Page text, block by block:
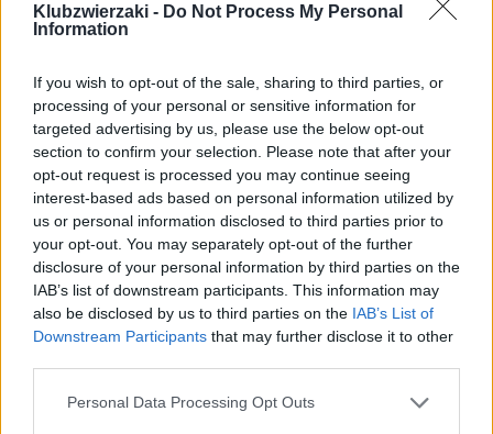
Klubzwierzaki - Do Not Process My Personal
Information
If you wish to opt-out of the sale, sharing to third parties, or
processing of your personal or sensitive information for
targeted advertising by us, please use the below opt-out
section to confirm your selection. Please note that after your
opt-out request is processed you may continue seeing
interest-based ads based on personal information utilized by
us or personal information disclosed to third parties prior to
your opt-out. You may separately opt-out of the further
disclosure of your personal information by third parties on the
IAB’s list of downstream participants. This information may
also be disclosed by us to third parties on the IAB’s List of
Downstream Participants that may further disclose it to other
Personal Data Processing Opt Outs
Pociągiem z Polski do Włoch?!
Orzechy makadamia
Zjedzony przez psa zabłąkany orzeszek ziemny po
wczorajszej imprezie nie sprawi, że coś mu się stanie.
Gorzej, jeśli do pyska czworonoga trafi orzech
makadamia, który jest dla niego trujący. Ucierpieć
może na tym jego układ pokarmowy, nerwowy i
mięśniowy.
Ugotowane kości